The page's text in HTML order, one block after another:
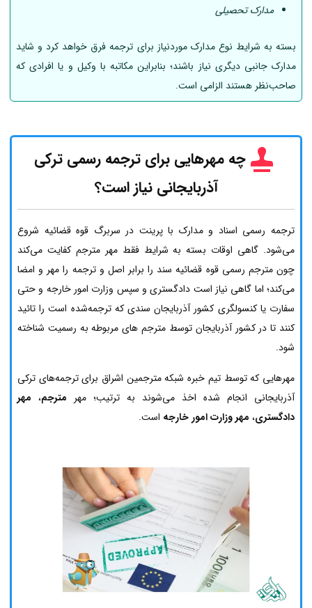
مدارک تحصیلی
بسته به شرایط نوع مدارک موردنیاز برای ترجمه فرق خواهد کرد و شاید
مدارک جانبی دیگری نیاز باشند؛ بنابراین مکاتبه با وکیل و یا افرادی که
صاحب‌نظر هستند الزامی است.
چه مهرهایی برای ترجمه رسمی ترکی
آذربایجانی نیاز است؟
ترجمه رسمی اسناد و مدارک با پرینت در سربرگ قوه قضائیه شروع
می‌شود. گاهی اوقات بسته به شرایط فقط مهر مترجم کفایت می‌کند
چون مترجم رسمی قوه قضائیه سند را برابر اصل و ترجمه را مهر و امضا
می‌کند؛ اما گاهی نیاز است دادگستری و سپس وزارت امور خارجه و حتی
سفارت یا کنسولگری کشور آذربایجان سندی که ترجمه‌شده است را تائید
کنند تا در کشور آذربایجان توسط مترجم های مربوطه به رسمیت شناخته
شود.
مهرهایی که توسط تیم خبره شبکه مترجمین اشراق برای ترجمه‌های ترکی
آذربایجانی انجام شده اخذ می‌شوند به ترتیب؛ مهر مترجم، مهر
دادگستری، مهر وزارت امور خارجه است.